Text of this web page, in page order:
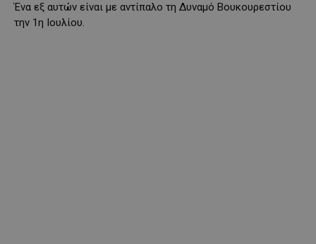
Ένα εξ αυτών είναι με αντίπαλο τη Δυναμό Βουκουρεστίου
την 1η Ιουλίου.